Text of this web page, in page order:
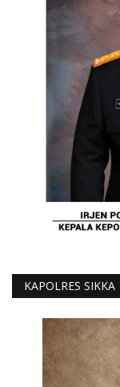
KAPOLRES SIKKA